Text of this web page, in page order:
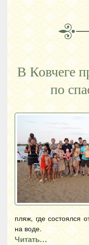
В Ковчеге
по
пляж, где состоялся
на воде.
Читать…